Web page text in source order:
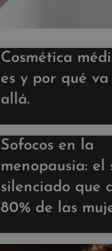
Cosmética
es y por qué va
allá.
Sofocos en la
menopausia: el
silenciado que
80% de las